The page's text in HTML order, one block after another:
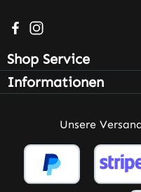
Besuche uns auf
Schau auf
Shop Service
Informationen
Unsere